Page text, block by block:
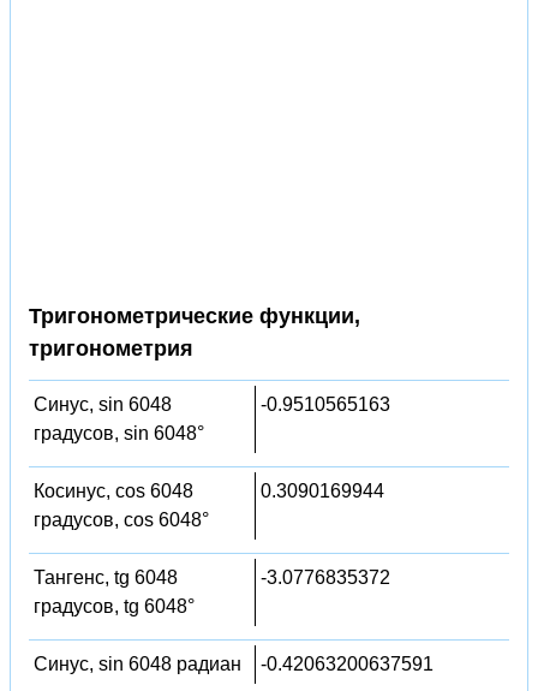
Тригонометрические функции,
тригонометрия
Синус, sin 6048
градусов, sin 6048°
-0.9510565163
Косинус, cos 6048
градусов, cos 6048°
0.3090169944
Тангенс, tg 6048
градусов, tg 6048°
-3.0776835372
Синус, sin 6048 радиан -0.42063200637591